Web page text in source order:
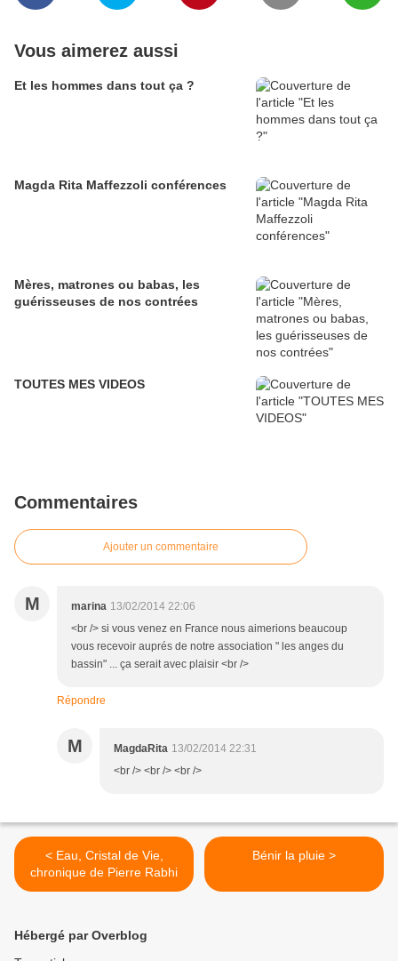
Vous aimerez aussi
Et les hommes dans tout ça ?
Magda Rita Maffezzoli conférences
Mères, matrones ou babas, les
guérisseuses de nos contrées
TOUTES MES VIDEOS
Commentaires
Ajouter un commentaire
M marina 13/02/2014 22:06
<br /> si vous venez en France nous aimerions beaucoup
vous recevoir auprés de notre association " les anges du
bassin" ... ça serait avec plaisir <br />
Répondre
M MagdaRita 13/02/2014 22:31
<br /> <br /> <br />
< Eau, Cristal de Vie,
chronique de Pierre Rabhi
Bénir la pluie >
Hébergé par Overblog